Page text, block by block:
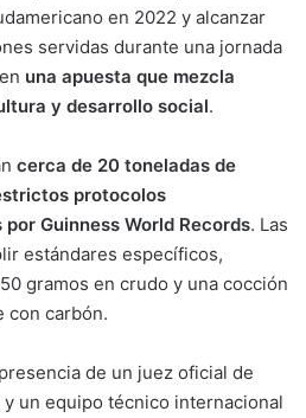
en 2022 y alcanzar
servidas durante una jornada
una apuesta que mezcla
y desarrollo social.
cerca de 20 toneladas de
protocolos
Guinness World Records. Las
estándares específicos,
gramos en crudo y una cocción
con carbón.
de un juez oficial de
un equipo técnico internacional